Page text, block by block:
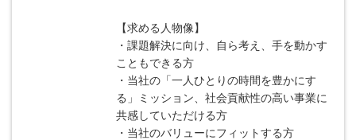
【求める人物像】
・課題解決に向け、自ら考え、手を動かす
こともできる方
・当社の「一人ひとりの時間を豊かにす
る」ミッション、社会貢献性の高い事業に
共感していただける方
・当社のバリューにフィットする方